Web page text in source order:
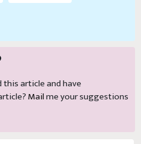
this article and have
Mailme your suggestions